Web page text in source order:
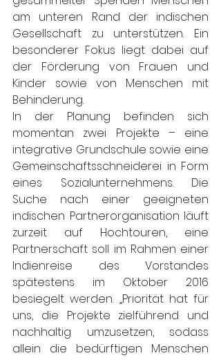
am unteren Rand der indischen
Gesellschaft zu unterstützen. Ein
besonderer Fokus liegt dabei auf
der Förderung von Frauen und
Kinder sowie von Menschen mit
Behinderung.
In der Planung befinden sich
momentan zwei Projekte – eine
integrative Grundschule sowie eine
Gemeinschaftsschneiderei in Form
eines Sozialunternehmens. Die
Suche nach einer geeigneten
indischen Partnerorganisation läuft
zurzeit auf Hochtouren, eine
Partnerschaft soll im Rahmen einer
Indienreise des Vorstandes
spätestens im Oktober 2016
besiegelt werden. „Priorität hat für
uns, die Projekte zielführend und
nachhaltig umzusetzen, sodass
allein die bedürftigen Menschen